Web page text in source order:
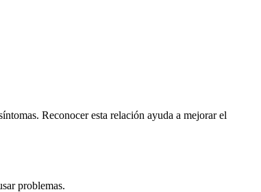
Reconocer esta relación ayuda a mejorar el
problemas.